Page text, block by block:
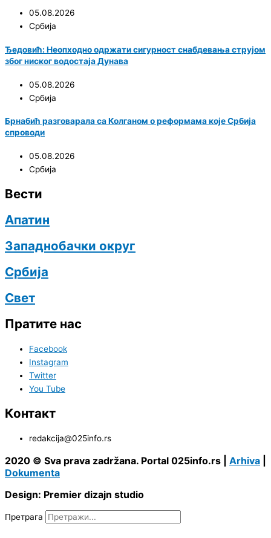
05.08.2026
Србија
Ђедовић: Неопходно одржати сигурност снабдевања струјом
због ниског водостаја Дунава
05.08.2026
Србија
Брнабић разговарала са Колганом о реформама које Србија
спроводи
05.08.2026
Србија
Вести
Апатин
Западнобачки округ
Србија
Свет
Пратите нас
Facebook
Instagram
Twitter
You Tube
Контакт
redakcija@025info.rs
2020 © Sva prava zadržana. Portal 025info.rs | Arhiva
Dokumenta
Design: Premier dizajn studio
Претрага